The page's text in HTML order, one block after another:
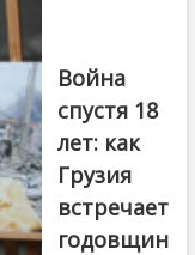
Первый канал
Война
спустя 18
лет: как
Грузия
встречает
годовщин